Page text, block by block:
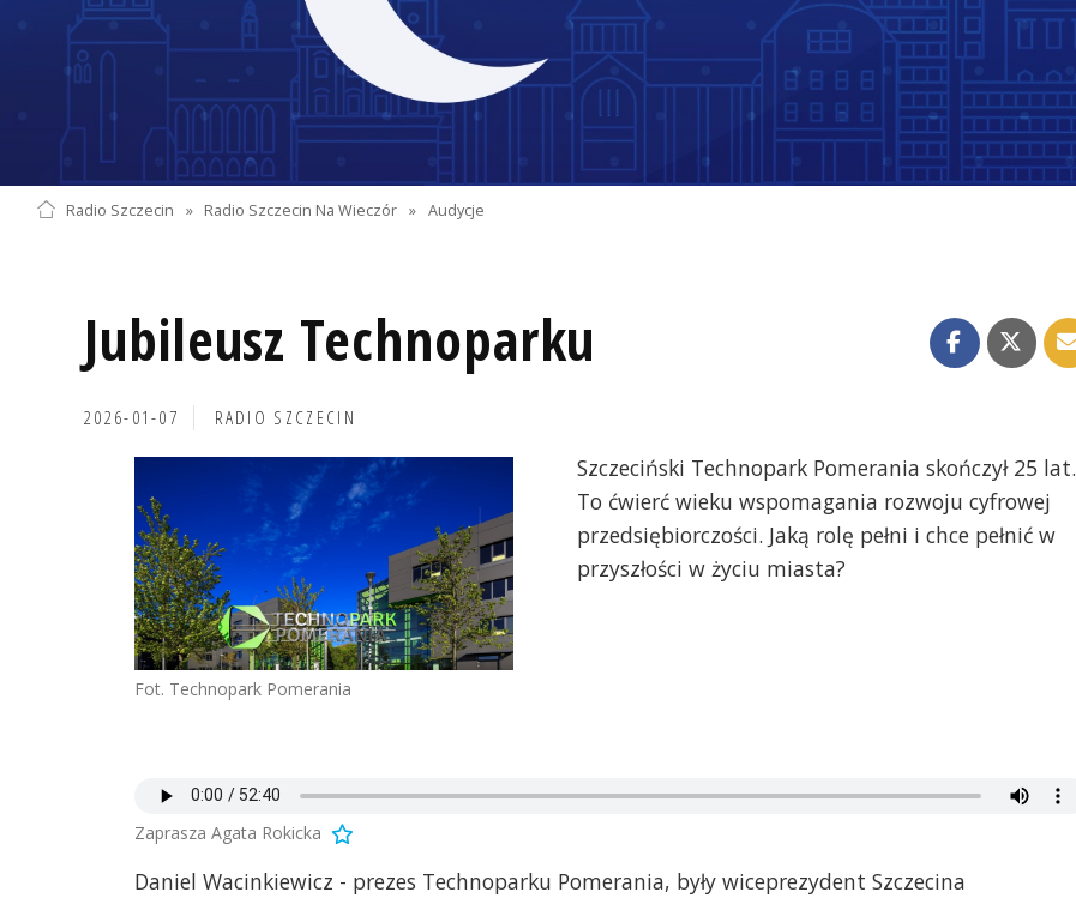
Radio Szczecin » Radio Szczecin Na Wieczór » Audycje
Jubileusz Technoparku
2026-01-07 RADIO SZCZECIN
Fot. Technopark Pomerania
Szczeciński Technopark Pomerania skończył 25 lat.
To ćwierć wieku wspomagania rozwoju cyfrowej
przedsiębiorczości. Jaką rolę pełni i chce pełnić w
przyszłości w życiu miasta?
Zaprasza Agata Rokicka
Daniel Wacinkiewicz - prezes Technoparku Pomerania, były wiceprezydent Szczecina